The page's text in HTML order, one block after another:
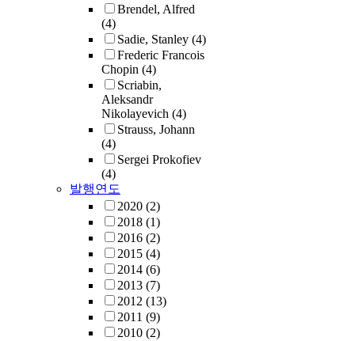
Brendel, Alfred
(4)
Sadie, Stanley (4)
Frederic Francois
Chopin (4)
Scriabin,
Aleksandr
Nikolayevich (4)
Strauss, Johann
(4)
Sergei Prokofiev
(4)
발행연도
2020 (2)
2018 (1)
2016 (2)
2015 (4)
2014 (6)
2013 (7)
2012 (13)
2011 (9)
2010 (2)